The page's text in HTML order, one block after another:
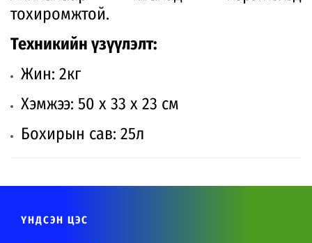
тохиромжтой.
Техникийн үзүүлэлт:
Жин: 2кг
Хэмжээ: 50 х 33 х 23 см
Бохирын сав: 25л
ҮНДСЭН ЦЭС